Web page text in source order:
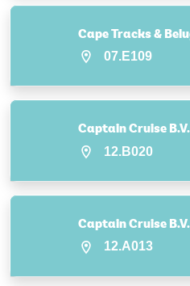
Cape
07.E109
Captain Cruise B.V.
12.B020
Captain Cruise B.V.
12.A013